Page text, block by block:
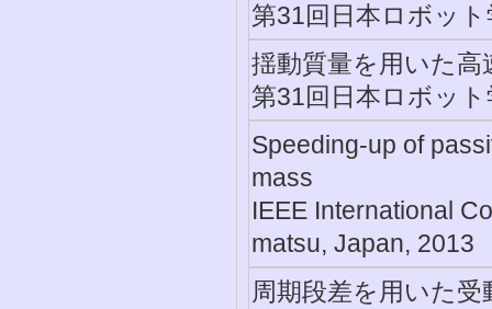
第31回日本ロボッ
揺動質量を用いた
第31回日本ロボッ
Speeding-up of
mass
IEEE International
matsu, Japan, 2013
周期段差を用いた